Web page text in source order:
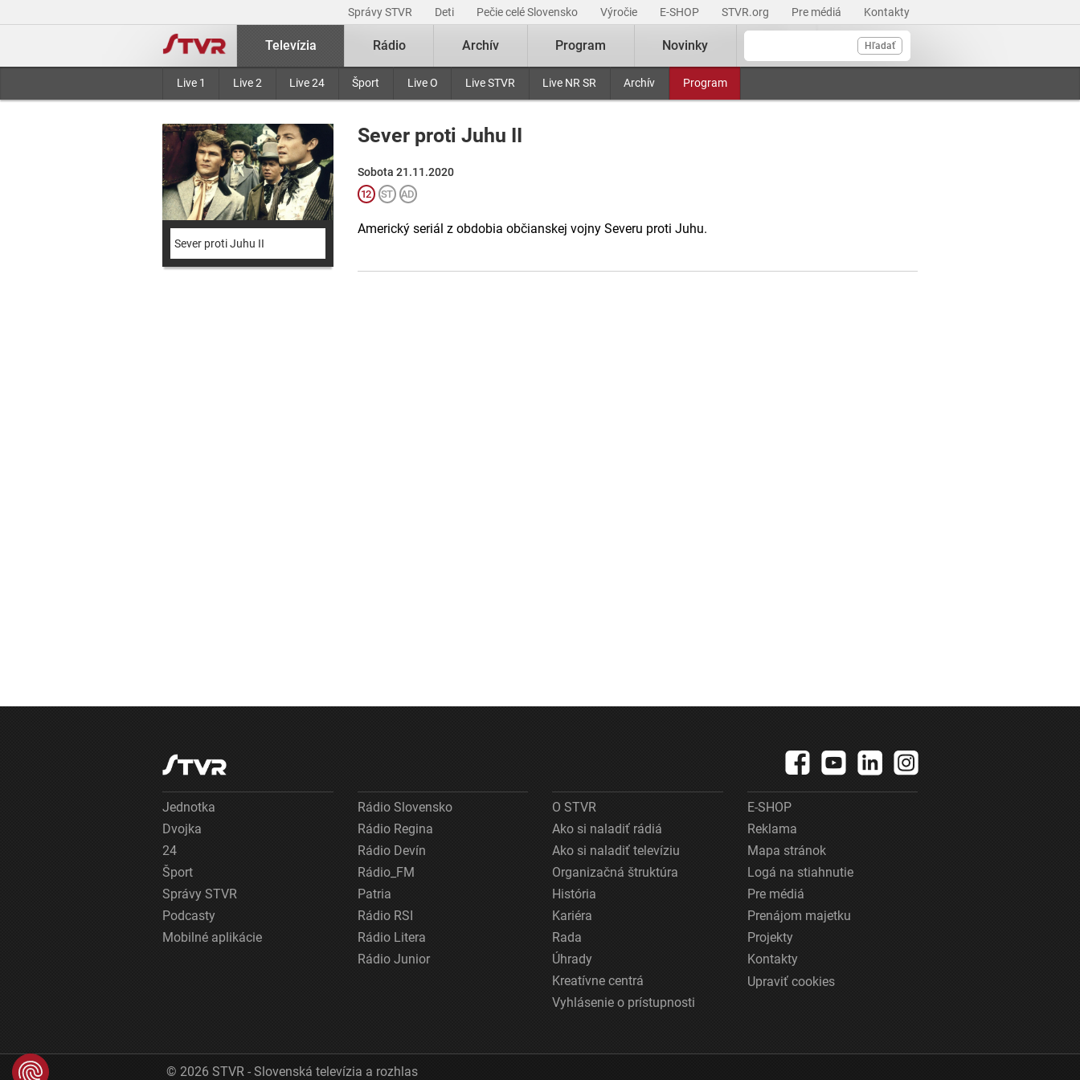
Správy STVR Deti Pečie celé Slovensko Výročie E-SHOP STVR.org Pre médiá Kontakty
Hľadať
Televízia
Live 1 Live 2 Live 24 Šport Live O Live STVR Live NR SR Archív Program
Rádio Archív Program Novinky
Sever proti Juhu II
Sever proti Juhu II
Sobota 21.11.2020
Americký seriál z obdobia občianskej vojny Severu proti Juhu.
Jednotka
Dvojka
24
Šport
Správy STVR
Podcasty
Mobilné aplikácie
Rádio Slovensko
Rádio Regina
Rádio Devín
Rádio_FM
Patria
Rádio RSI
Rádio Litera
Rádio Junior
O STVR
Ako si naladiť rádiá
Ako si naladiť televíziu
Organizačná štruktúra
História
Kariéra
Rada
Úhrady
Kreatívne centrá
Vyhlásenie o prístupnosti
E-SHOP
Reklama
Mapa stránok
Logá na stiahnutie
Pre médiá
Prenájom majetku
Projekty
Kontakty
Upraviť cookies
© 2026 STVR - Slovenská televízia a rozhlas